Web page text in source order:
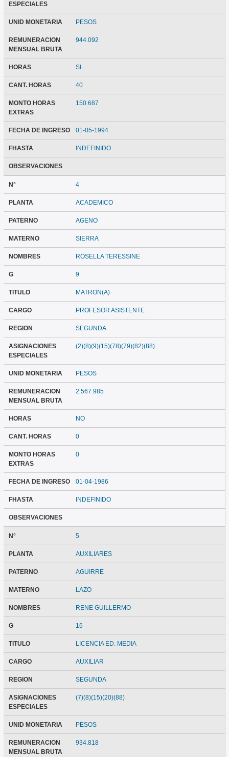
ESPECIALES
UNID MONETARIA PESOS
REMUNERACION
MENSUAL BRUTA
944.092
HORAS SI
CANT. HORAS 40
MONTO HORAS
EXTRAS
150.687
FECHA DE INGRESO 01-05-1994
FHASTA INDEFINIDO
OBSERVACIONES
N° 4
PLANTA ACADEMICO
PATERNO AGENO
MATERNO SIERRA
NOMBRES ROSELLA TERESSINE
G 9
TITULO MATRON(A)
CARGO PROFESOR ASISTENTE
REGION SEGUNDA
ASIGNACIONES
ESPECIALES
(2)(8)(9)(15)(78)(79)(82)(88)
UNID MONETARIA PESOS
REMUNERACION
MENSUAL BRUTA
2.567.985
HORAS NO
CANT. HORAS 0
MONTO HORAS
EXTRAS
0
FECHA DE INGRESO 01-04-1986
FHASTA INDEFINIDO
OBSERVACIONES
N° 5
PLANTA AUXILIARES
PATERNO AGUIRRE
MATERNO LAZO
NOMBRES RENE GUILLERMO
G 16
TITULO LICENCIA ED. MEDIA
CARGO AUXILIAR
REGION SEGUNDA
ASIGNACIONES
ESPECIALES
(7)(8)(15)(20)(88)
UNID MONETARIA PESOS
REMUNERACION
MENSUAL BRUTA
934.818